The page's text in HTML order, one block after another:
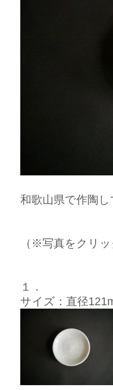
和歌山県で作陶
（※写真をクリ
１．
サイズ：直径